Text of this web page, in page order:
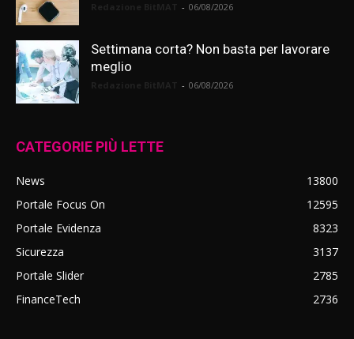
- 06/08/2026
Settimana corta? Non basta per lavorare
meglio
- 06/08/2026
CATEGORIE PIÙ LETTE
News
13800
Portale Focus On
12595
Portale Evidenza
8323
Sicurezza
3137
Portale Slider
2785
FinanceTech
2736